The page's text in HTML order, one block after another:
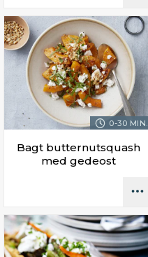
0-30 MIN.
Bagt butternutsquash
med gedeost